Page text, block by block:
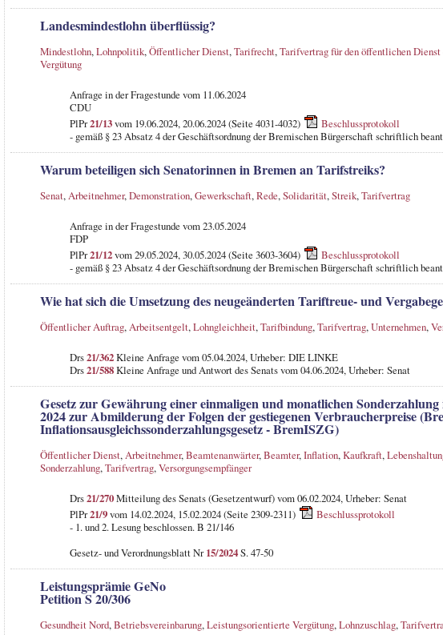
Landesmindestlohn überflüssig?
Mindestlohn,Lohnpolitik,Öffentlicher Dienst,Tarifrecht,Tarifvertrag für den öffentlichen Dienst
Vergütung
Anfrage in der Fragestundevom 11.06.2024
CDU
PlPr21/13vom 19.06.2024, 20.06.2024 (Seite 4031-4032)
Beschlussprotokoll
- gemäß § 23 Absatz 4 der Geschäftsordnung der Bremischen Bürgerschaft schriftlich
Warum beteiligen sich Senatorinnen in Bremen an Tarifstreiks?
Senat,Arbeitnehmer,Demonstration,Gewerkschaft,Rede,Solidarität,Streik,Tarifvertrag
Anfrage in der Fragestundevom 23.05.2024
FDP
PlPr21/12vom 29.05.2024, 30.05.2024 (Seite 3603-3604)
Beschlussprotokoll
- gemäß § 23 Absatz 4 der Geschäftsordnung der Bremischen Bürgerschaft schriftlich
Wie hat sich die Umsetzung des neugeänderten Tariftreue- und
Öffentlicher Auftrag,Arbeitsentgelt,Lohngleichheit,Tarifbindung,Tarifvertrag,Unternehmen,
Drs21/362Kleine Anfrage vom 05.04.2024, Urheber: DIE LINKE
Drs21/588Kleine Anfrage und Antwort des Senats vom 04.06.2024, Urheber: Senat
Gesetz zur Gewährung einer einmaligen und monatlichen
2024 zur Abmilderung der Folgen der gestiegenen Verbraucherpreise
Inflationsausgleichssonderzahlungsgesetz - BremISZG)
Öffentlicher Dienst,Arbeitnehmer,Beamtenanwärter,Beamter,Inflation,Kaufkraft,
Sonderzahlung,Tarifvertrag,Versorgungsempfänger
Drs21/270Mitteilung des Senats (Gesetzentwurf) vom 06.02.2024, Urheber: Senat
PlPr21/9vom 14.02.2024, 15.02.2024 (Seite 2309-2311)
Beschlussprotokoll
- 1. und 2. Lesung beschlossen. B 21/146
Gesetz- und Verordnungsblatt Nr15/2024S. 47-50
Leistungsprämie GeNo
Petition S 20/306
Gesundheit Nord,Betriebsvereinbarung,Leistungsorientierte Vergütung,Lohnzuschlag,